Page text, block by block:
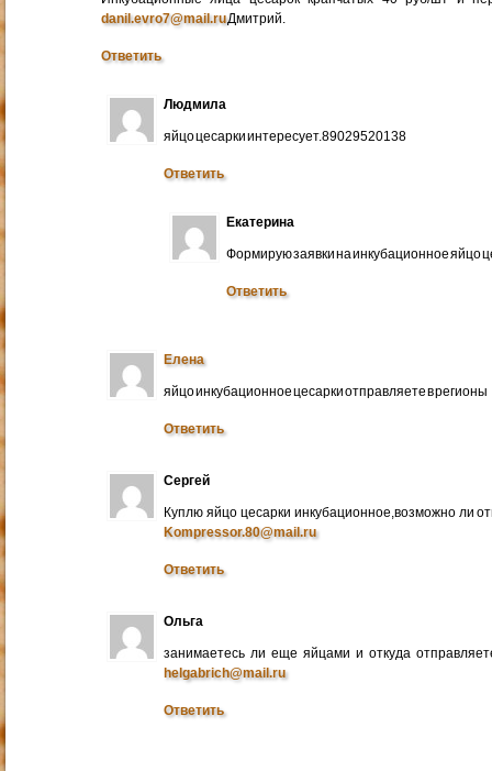
danil.evro7@mail.ruДмитрий.
Ответить
Людмила
яйцо цесарки интересует.89029520138
Ответить
Екатерина
Формирую заявки на инкубационное яйцо
Ответить
Елена
яйцо инкубационное цесарки отправляете в регионы
Ответить
Сергей
Куплю яйцо цесарки инкубационное,возможно ли
Kompressor.80@mail.ru
Ответить
Ольга
занимаетесь ли еще яйцами и откуда
helgabrich@mail.ru
Ответить